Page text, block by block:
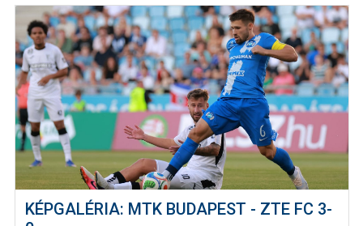
KÉPGALÉRIA: MTK BUDAPEST - ZTE FC 3-